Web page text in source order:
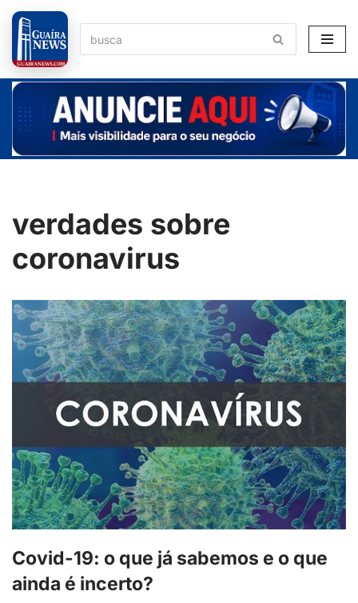
Pular
para
o
conteúdo
verdades sobre
coronavirus
Covid-19: o que já sabemos e o que
ainda é incerto?